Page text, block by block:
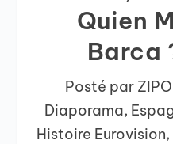
Quien
Barca
Posté par ZIPO
Diaporama,
Histoire Eurovision,